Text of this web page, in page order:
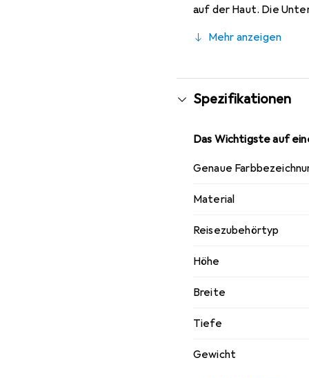
auf der Haut. Die
standardmässig in
werden. Die weiche
Anwendungen. Das
perfekte
Mehr anzeigen
Spezifikationen
Das Wichtigste auf
Genaue
Material
Reisezubehörtyp
Höhe
Breite
Tiefe
Gewicht